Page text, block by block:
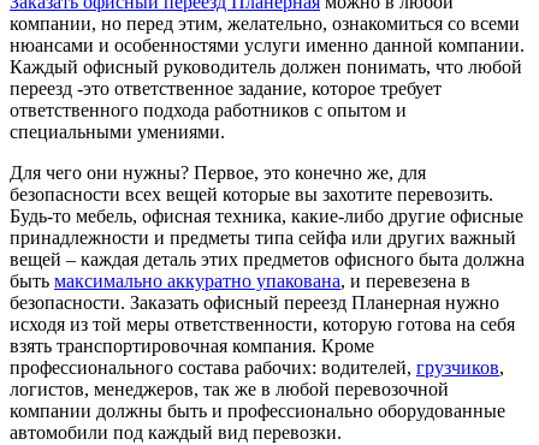
компании, но перед этим, желательно, ознакомиться со всеми
нюансами и особенностями услуги именно данной компании.
Каждый офисный руководитель должен понимать, что любой
переезд -это ответственное задание, которое требует
ответственного подхода работников с опытом и
специальными умениями.
Для чего они нужны? Первое, это конечно же, для
безопасности всех вещей которые вы захотите перевозить.
Будь-то мебель, офисная техника, какие-либо другие офисные
принадлежности и предметы типа сейфа или других важный
вещей – каждая деталь этих предметов офисного быта должна
быть максимально аккуратно упакована, и перевезена в
безопасности. Заказать офисный переезд Планерная нужно
исходя из той меры ответственности, которую готова на себя
взять транспортировочная компания. Кроме
профессионального состава рабочих: водителей, грузчиков,
логистов, менеджеров, так же в любой перевозочной
компании должны быть и профессионально оборудованные
автомобили под каждый вид перевозки.